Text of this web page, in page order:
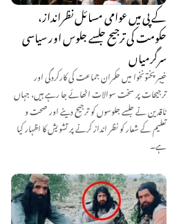
کے پی میں عوامی مسائل نظرانداز،
حکومت کی ترجیح جلسے جلوس اور سیاسی
سرگرمیاں
خیبر پختونخوا میں حکمران جماعت کی کارکردگی اور
ترجیحات پر سخت سوالات اٹھائے جا رہے ہیں، جہاں
ناقدین نے جلسے جلوسوں کو ترجیح دینے اور صحت و
تعلیم کے شعار کو نظر انداز کرنے پر تشویش کا اظہار کیا
ہے۔